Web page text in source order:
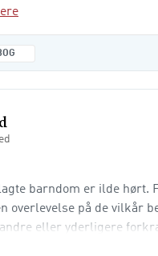
barndom er ilde
overlevelse på de vilkår
eller yderligere